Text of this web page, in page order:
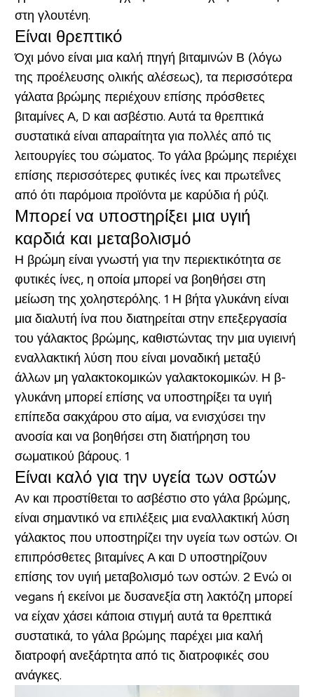
στη γλουτένη.
Είναι θρεπτικό
Όχι μόνο είναι μια καλή πηγή βιταμινών Β (λόγω
της προέλευσης ολικής αλέσεως), τα περισσότερα
γάλατα βρώμης περιέχουν επίσης πρόσθετες
βιταμίνες Α, D και ασβέστιο. Αυτά τα θρεπτικά
συστατικά είναι απαραίτητα για πολλές από τις
λειτουργίες του σώματος. Το γάλα βρώμης περιέχει
επίσης περισσότερες φυτικές ίνες και πρωτεΐνες
από ότι παρόμοια προϊόντα με καρύδια ή ρύζι.
Μπορεί να υποστηρίξει μια υγιή
καρδιά και μεταβολισμό
Η βρώμη είναι γνωστή για την περιεκτικότητα σε
φυτικές ίνες, η οποία μπορεί να βοηθήσει στη
μείωση της χοληστερόλης. 1 Η βήτα γλυκάνη είναι
μια διαλυτή ίνα που διατηρείται στην επεξεργασία
του γάλακτος βρώμης, καθιστώντας την μια υγιεινή
εναλλακτική λύση που είναι μοναδική μεταξύ
άλλων μη γαλακτοκομικών γαλακτοκομικών. Η β-
γλυκάνη μπορεί επίσης να υποστηρίξει τα υγιή
επίπεδα σακχάρου στο αίμα, να ενισχύσει την
ανοσία και να βοηθήσει στη διατήρηση του
σωματικού βάρους. 1
Είναι καλό για την υγεία των οστών
Αν και προστίθεται το ασβέστιο στο γάλα βρώμης,
είναι σημαντικό να επιλέξεις μια εναλλακτική λύση
γάλακτος που υποστηρίζει την υγεία των οστών. Οι
επιπρόσθετες βιταμίνες Α και D υποστηρίζουν
επίσης τον υγιή μεταβολισμό των οστών. 2 Ενώ οι
vegans ή εκείνοι με δυσανεξία στη λακτόζη μπορεί
να είχαν χάσει κάποια στιγμή αυτά τα θρεπτικά
συστατικά, το γάλα βρώμης παρέχει μια καλή
διατροφή ανεξάρτητα από τις διατροφικές σου
ανάγκες.